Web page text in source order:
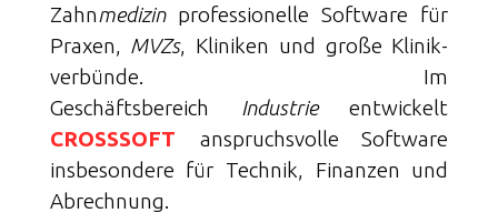
Zahnmedizinprofessionelle Software für
Praxen, MVZs, Kliniken und große Klinik­
verbünde. Im
Geschäftsbereich
Industrie
entwickelt
CROSSSOFT
anspruchs­volle Software
insbesondere für Technik, Finanzen und
Abrechnung.